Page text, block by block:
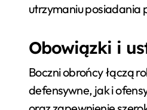
utrzymaniu posiadania
Obowiązki i
Boczni obrońcy łączą
defensywne, jak i